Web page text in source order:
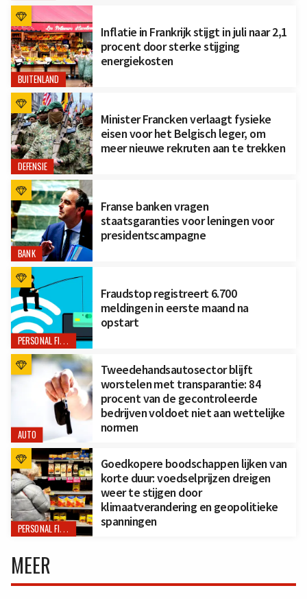
BUITENLAND
Inflatie in Frankrijk stijgt in juli naar 2,1
procent door sterke stijging
energiekosten
DEFENSIE
Minister Francken verlaagt fysieke
eisen voor het Belgisch leger, om
meer nieuwe rekruten aan te trekken
BANK
Franse banken vragen
staatsgaranties voor leningen voor
presidentscampagne
PERSONAL FINANCE
Fraudstop registreert 6.700
meldingen in eerste maand na
opstart
AUTO
Tweedehandsautosector blijft
worstelen met transparantie: 84
procent van de gecontroleerde
bedrijven voldoet niet aan wettelijke
normen
PERSONAL FINANCE
Goedkopere boodschappen lijken van
korte duur: voedselprijzen dreigen
weer te stijgen door
klimaatverandering en geopolitieke
spanningen
MEER